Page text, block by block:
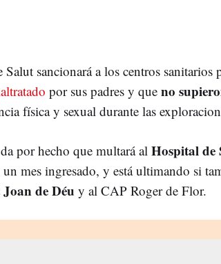
sancionará a los centros sanitarios
por sus padres y que no
física y sexual durante las
por hecho que multará al Hospital de
un mes ingresado, y está ultimando si
de Déu y al CAP Roger de Flor.